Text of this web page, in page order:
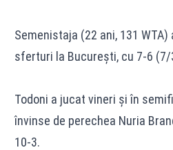
Semenistaja (22 ani, 131
sferturi la Bucureşti, cu 7-6 (7/
Todoni a jucat vineri şi în
învinse de perechea Nuria
10-3.